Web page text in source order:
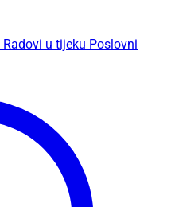
Radovi u tijeku Poslovni